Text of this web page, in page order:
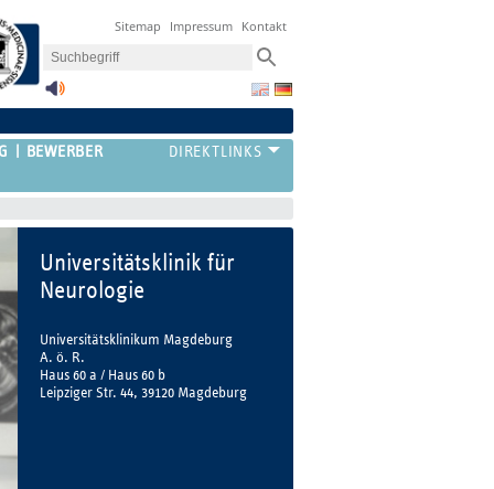
Sitemap Impressum Kontakt
BEWERBER
Universitätsklinik für
Neurologie
Universitätsklinikum Magdeburg
A. ö. R.
Haus 60 a / Haus 60 b
Leipziger Str. 44, 39120 Magdeburg